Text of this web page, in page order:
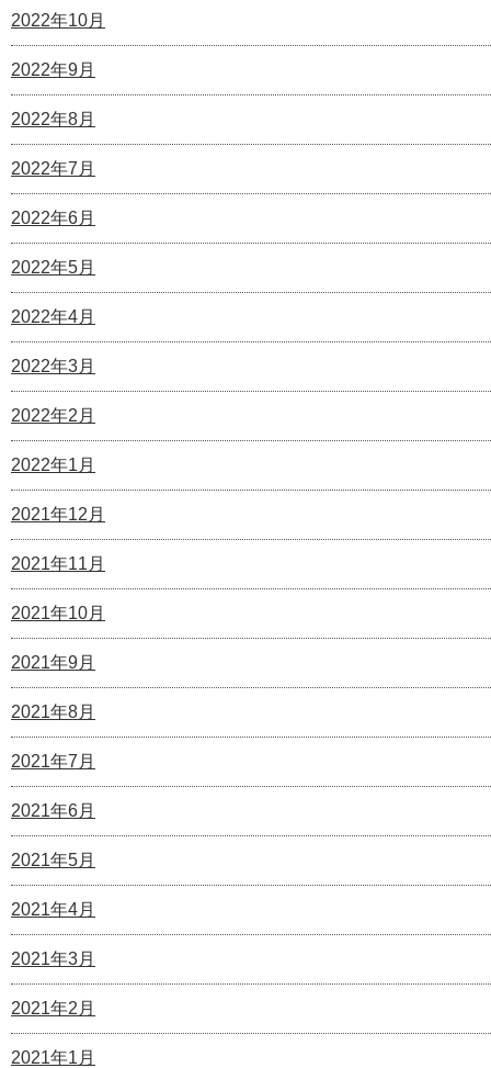
2022年10月
2022年9月
2022年8月
2022年7月
2022年6月
2022年5月
2022年4月
2022年3月
2022年2月
2022年1月
2021年12月
2021年11月
2021年10月
2021年9月
2021年8月
2021年7月
2021年6月
2021年5月
2021年4月
2021年3月
2021年2月
2021年1月